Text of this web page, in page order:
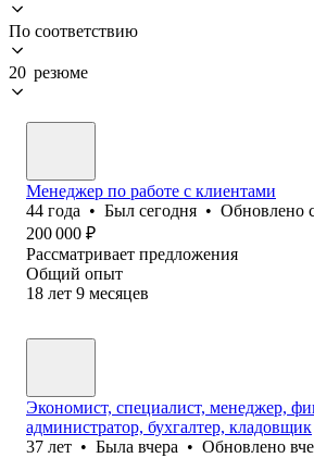
По соответствию
20 резюме
Менеджер по работе с клиентами
44 года • Был сегодня • Обновлено
200 000 ₽
Рассматривает предложения
Общий опыт
18 лет 9 месяцев
Экономист, специалист, менеджер,
администратор, бухгалтер, кладовщик
37 лет • Была вчера • Обновлено